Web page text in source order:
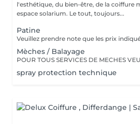
l'esthétique, du bien-être, de la coiffure
espace solarium. Le tout, toujours...
Patine
Mèches / Balayage
spray protection technique